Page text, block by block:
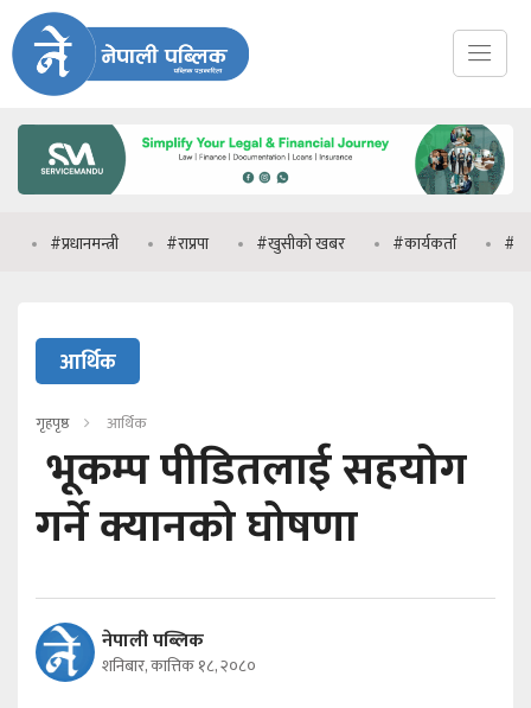
#राप्रपा #खुसीको खबर #कार्यकर्ता #मनिष झा
आर्थिक
गृहपृष्ठ आर्थिक
भूकम्प पीडितलाई सहयोग
गर्ने क्यानको घोषणा
नेपाली पब्लिक
शनिबार, कात्तिक १८, २०८०